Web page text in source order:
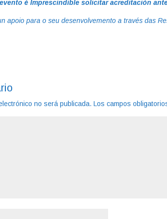
é Imprescindible solicitar acreditación
apoio para o seu desenvolvemento a través das
no será publicada. Los campos